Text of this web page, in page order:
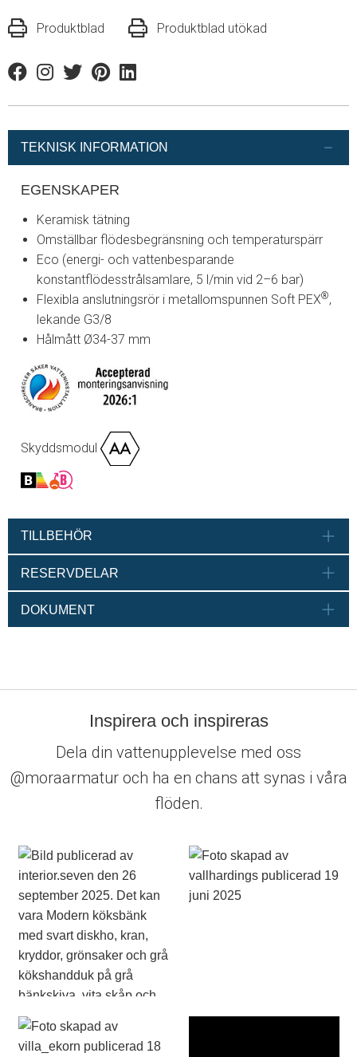
Produktblad Produktblad utökad
FacebookInstagram
TwitterPinterestLinkedin
TEKNISK INFORMATION
EGENSKAPER
Keramisk tätning
Omställbar flödesbegränsning och temperaturspärr
Eco (energi- och vattenbesparande
konstantflödesstrålsamlare, 5 l/min vid 2–6 bar)
Flexibla anslutningsrör i metallomspunnen Soft PEX®,
lekande G3/8
Hålmått Ø34-37 mm
Skyddsmodul
TILLBEHÖR
RESERVDELAR
DOKUMENT
Inspirera och inspireras
Dela din vattenupplevelse med oss
@moraarmatur och ha en chans att synas i våra
flöden.